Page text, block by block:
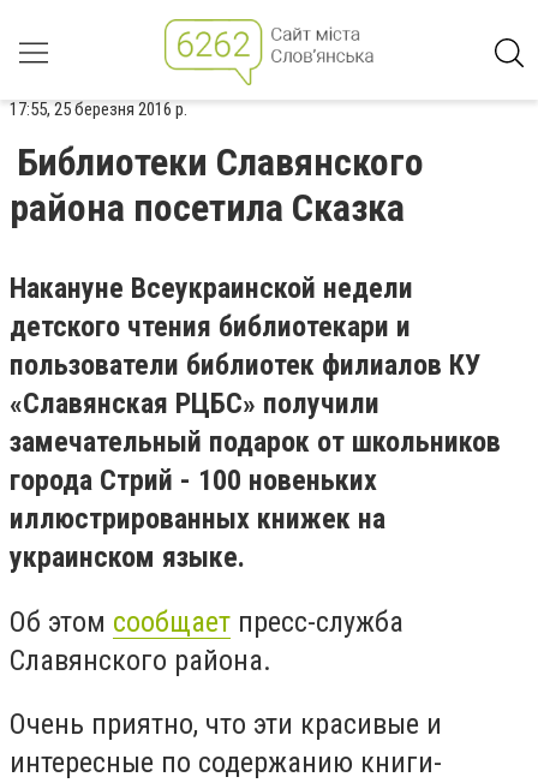
17:55, 25 березня 2016 р.
Библиотеки Славянского
района посетила Сказка
Накануне Всеукраинской недели
детского чтения библиотекари и
пользователи библиотек филиалов КУ
«Славянская РЦБС» получили
замечательный подарок от школьников
города Стрий - 100 новеньких
иллюстрированных книжек на
украинском языке.
Об этом сообщает пресс-служба
Славянского района.
Очень приятно, что эти красивые и
интересные по содержанию книги-